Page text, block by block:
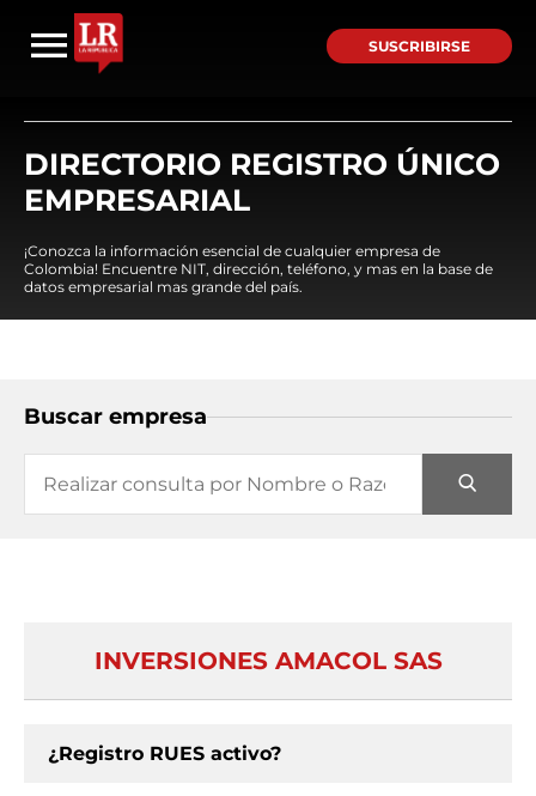
SUSCRIBIRSE
DIRECTORIO REGISTRO ÚNICO
EMPRESARIAL
¡Conozca la información esencial de cualquier empresa de
Colombia! Encuentre NIT, dirección, teléfono, y mas en la base de
datos empresarial mas grande del país.
Buscar empresa
INVERSIONES AMACOL SAS
¿Registro RUES activo?